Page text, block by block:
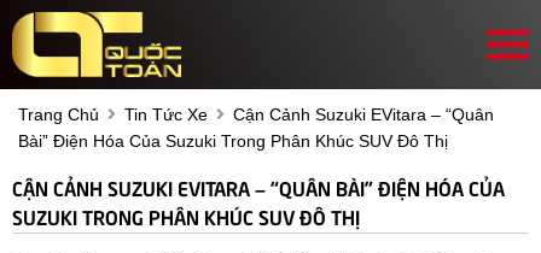
Trang Chủ Tin Tức Xe
Cận Cảnh Suzuki EVitara – “quân
Bài” Điện Hóa Của Suzuki Trong Phân Khúc SUV Đô Thị
CẬN CẢNH SUZUKI EVITARA – “QUÂN BÀI” ĐIỆN HÓA CỦA
SUZUKI TRONG PHÂN KHÚC SUV ĐÔ THỊ